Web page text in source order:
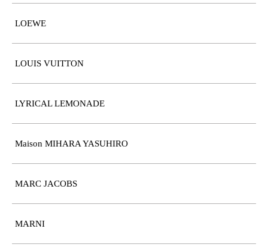
LOEWE
LOUIS VUITTON
LYRICAL LEMONADE
Maison MIHARA YASUHIRO
MARC JACOBS
MARNI